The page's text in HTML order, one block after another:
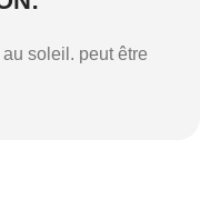
soleil. peut être